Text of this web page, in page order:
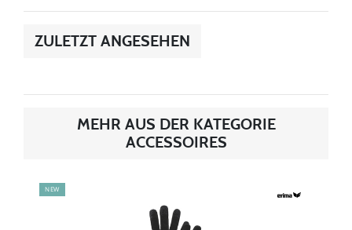
ZULETZT ANGESEHEN
MEHR AUS DER KATEGORIE
ACCESSOIRES
NEW